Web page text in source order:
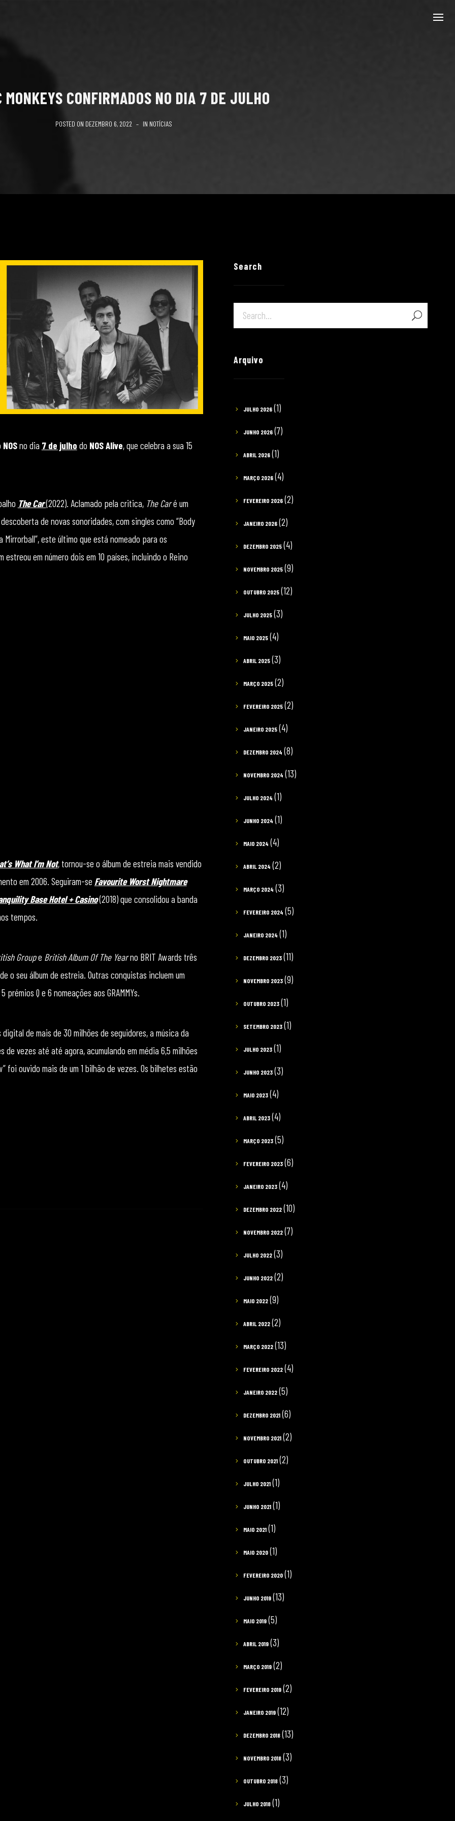
MONKEYS CONFIRMADOS NO DIA 7 DE JULHO
POSTED ON DEZEMBRO 6, 2022 IN NOTÍCIAS
no dia 7 de julho do NOS Alive, que celebra a sua 15
The Car(2022). Aclamado pela critica, The Caré um
de novas sonoridades, com singles como “Body
Mirrorball”, este último que está nomeado para os
estreou em número dois em 10 países, incluindo o Reino
What I’m Not, tornou-se o álbum de estreia mais vendido
em 2006. Seguiram-se Favourite Worst Nightmare
Base Hotel + Casino(2018) que consolidou a banda
tempos.
Groupe British Album Of The Yearno BRIT Awards três
o seu álbum de estreia. Outras conquistas incluem um
Q e 6 nomeações aos GRAMMYs.
de mais de 30 milhões de seguidores, a música da
vezes até até agora, acumulando em média 6,5 ​​milhões
foi ouvido mais de um 1 bilhão de vezes. Os bilhetes estão
Search
Arquivo
JULHO 2026 (1)
JUNHO 2026 (7)
ABRIL 2026 (1)
MARÇO 2026 (4)
FEVEREIRO 2026 (2)
JANEIRO 2026 (2)
DEZEMBRO 2025 (4)
NOVEMBRO 2025 (9)
OUTUBRO 2025 (12)
JULHO 2025 (3)
MAIO 2025 (4)
ABRIL 2025 (3)
MARÇO 2025 (2)
FEVEREIRO 2025 (2)
JANEIRO 2025 (4)
DEZEMBRO 2024 (8)
NOVEMBRO 2024 (13)
JULHO 2024 (1)
JUNHO 2024 (1)
MAIO 2024 (4)
ABRIL 2024 (2)
MARÇO 2024 (3)
FEVEREIRO 2024 (5)
JANEIRO 2024 (1)
DEZEMBRO 2023 (11)
NOVEMBRO 2023 (9)
OUTUBRO 2023 (1)
SETEMBRO 2023 (1)
JULHO 2023 (1)
JUNHO 2023 (3)
MAIO 2023 (4)
ABRIL 2023 (4)
MARÇO 2023 (5)
FEVEREIRO 2023 (6)
JANEIRO 2023 (4)
DEZEMBRO 2022 (10)
NOVEMBRO 2022 (7)
JULHO 2022 (3)
JUNHO 2022 (2)
MAIO 2022 (9)
ABRIL 2022 (2)
MARÇO 2022 (13)
FEVEREIRO 2022 (4)
JANEIRO 2022 (5)
DEZEMBRO 2021 (6)
NOVEMBRO 2021 (2)
OUTUBRO 2021 (2)
JULHO 2021 (1)
JUNHO 2021 (1)
MAIO 2021 (1)
MAIO 2020 (1)
FEVEREIRO 2020 (1)
JUNHO 2019 (13)
MAIO 2019 (5)
ABRIL 2019 (3)
MARÇO 2019 (2)
FEVEREIRO 2019 (2)
JANEIRO 2019 (12)
DEZEMBRO 2018 (13)
NOVEMBRO 2018 (3)
OUTUBRO 2018 (3)
JULHO 2018 (1)